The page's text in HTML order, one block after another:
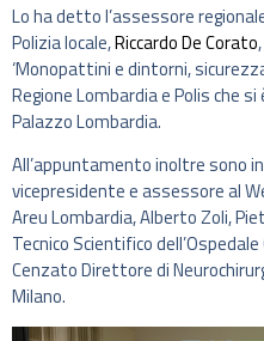
Lo ha detto l’assessore
Polizia locale,Riccardo De Corato
‘Monopattini e dintorni,
Regione Lombardia e Polis che
Palazzo Lombardia.
All’appuntamento inoltre sono
vicepresidente e assessore al
Areu Lombardia, Alberto Zoli,
Tecnico Scientifico
Cenzato Direttore di
Milano.